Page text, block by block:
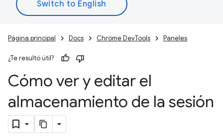
Página principal Docs Chrome DevTools Paneles
¿Te resultó útil?
Cómo ver y editar el
almacenamiento de la sesión